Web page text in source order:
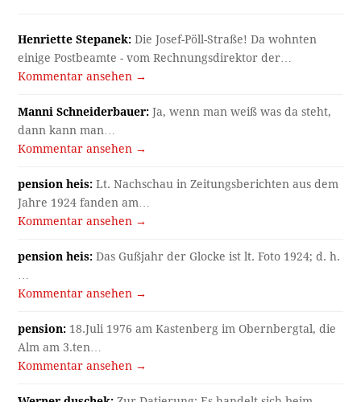
Henriette Stepanek: Die Josef-Pöll-Straße! Da wohnten
einige Postbeamte - vom Rechnungsdirektor der…
Kommentar ansehen →
Manni Schneiderbauer: Ja, wenn man weiß was da steht,
dann kann man…
Kommentar ansehen →
pension heis: Lt. Nachschau in Zeitungsberichten aus dem
Jahre 1924 fanden am…
Kommentar ansehen →
pension heis: Das Gußjahr der Glocke ist lt. Foto 1924; d. h.
…
Kommentar ansehen →
pension: 18.Juli 1976 am Kastenberg im Obernbergtal, die
Alm am 3.ten…
Kommentar ansehen →